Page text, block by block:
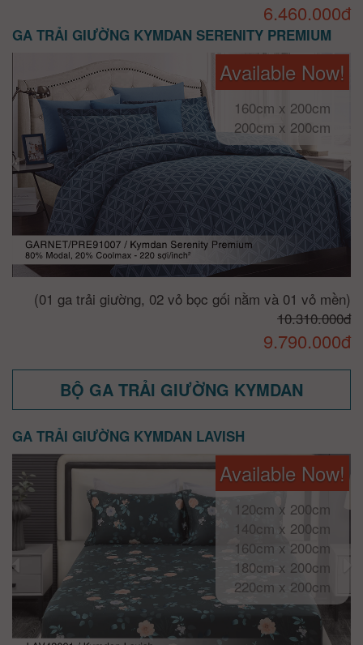
6.460.000đ
GA TRẢI GIƯỜNG KYMDAN SERENITY PREMIUM
Available Now!
160cm x 200cm
200cm x 200cm
(01 ga trải giường, 02 vỏ bọc gối nằm và 01 vỏ mền)
10.310.000đ
9.790.000đ
BỘ GA TRẢI GIƯỜNG KYMDAN
GA TRẢI GIƯỜNG KYMDAN LAVISH
Available Now!
120cm x 200cm
140cm x 200cm
160cm x 200cm
180cm x 200cm
220cm x 200cm